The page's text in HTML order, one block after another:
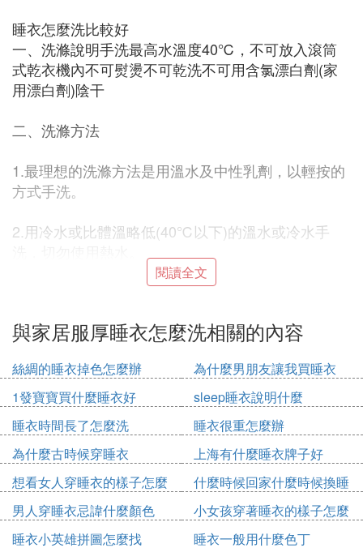
睡衣怎麼洗比較好
一、洗滌說明手洗最高水溫度40℃，不可放入滾筒
式乾衣機內不可熨燙不可乾洗不可用含氯漂白劑(家
用漂白劑)陰干
二、洗滌方法
1.最理想的洗滌方法是用溫水及中性乳劑，以輕按的
方式手洗。
2.用冷水或比體溫略低(40℃以下)的溫水或冷水手
3.可使用一般的中性洗滌劑或內衣專用的中性洗滌
擔，從而損害睡衣。
5.應先將洗滌劑完全溶於30℃-40℃的溫水中完全溶
解後，才可放下衣物。
6.洗滌劑不能直接沾於睡衣上，以避免造成顏色不均
勻。
7.千萬不要使用漂白劑，含氯漂白劑會損害質料並使
閱讀全文
與家居服厚睡衣怎麼洗相關的內容
絲綢的睡衣掉色怎麼辦
為什麼男朋友讓我買睡衣
1發寶寶買什麼睡衣好
sleep睡衣說明什麼
睡衣時間長了怎麼洗
睡衣很重怎麼辦
為什麼古時候穿睡衣
上海有什麼睡衣牌子好
想看女人穿睡衣的樣子怎麼
說
什麼時候回家什麼時候換睡
衣
男人穿睡衣忌諱什麼顏色
小女孩穿著睡衣的樣子怎麼
畫
睡衣小英雄拼圖怎麼找 睡衣一般用什麼色丁